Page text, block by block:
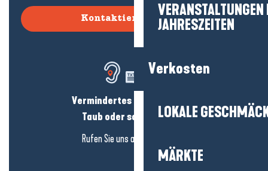
JAHRESZEITEN
Verkosten
LOKALE
MÄRKTE
Kontaktieren Sie uns
Vermindertes Hörvermögen?
Taub oder schwerhörig?
Rufen Sie uns an in